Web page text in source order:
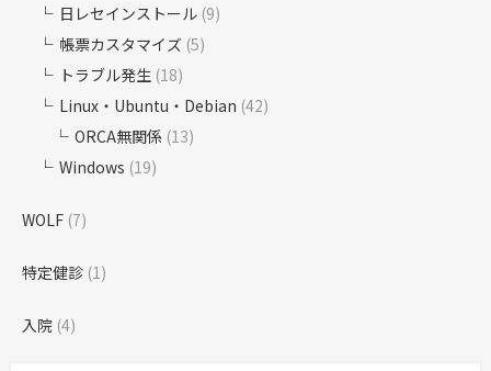
日レセインストール (9)
帳票カスタマイズ (5)
トラブル発生 (18)
Linux・Ubuntu・Debian (42)
ORCA無関係 (13)
Windows (19)
WOLF (7)
特定健診 (1)
入院 (4)